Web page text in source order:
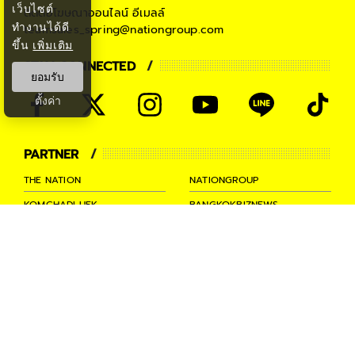
ติดต่อโฆษณาออนไลน์ อีเมลล์
teamsales_spring@nationgroup.com
STAY CONNECTED
PARTNER
THE NATION
NATIONGROUP
KOMCHADLUEK
BANGKOKBIZNEWS
เว็บไซต์
ทำงานได้ดี
ขึ้น เพิ่มเติม
ยอมรับ
ตั้งค่า